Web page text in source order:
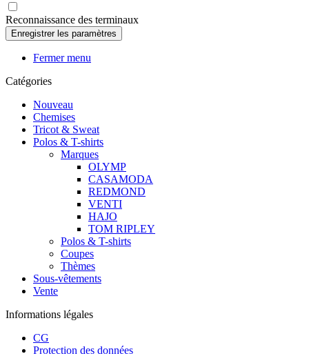
Reconnaissance des terminaux
Fermer menu
Catégories
Nouveau
Chemises
Tricot & Sweat
Polos & T-shirts
Marques
OLYMP
CASAMODA
REDMOND
VENTI
HAJO
TOM RIPLEY
Polos & T-shirts
Coupes
Thèmes
Sous-vêtements
Vente
Informations légales
CG
Protection des données